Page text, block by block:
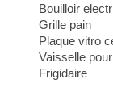
Bouilloir
Grille pain
Plaque vitro
Vaisselle
Frigidaire